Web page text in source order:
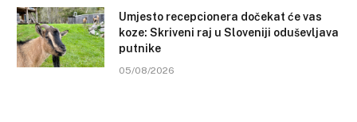
Umjesto recepcionera dočekat će vas
koze: Skriveni raj u Sloveniji oduševljava
putnike
05/08/2026